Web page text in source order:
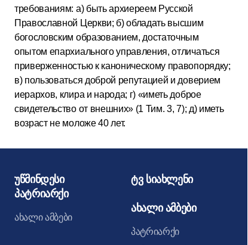
требованиям: а) быть архиереем Русской
Православной Церкви; б) обладать высшим
богословским образованием, достаточным
опытом епархиального управления, отличаться
приверженностью к каноническому правопорядку;
в) пользоваться доброй репутацией и доверием
иерархов, клира и народа; г) «иметь доброе
свидетельство от внешних» (1 Тим. 3, 7); д) иметь
возраст не моложе 40 лет.
უწმინდესი
პატრიარქი
ახალი ამბები
ტვ სიახლენი
ახალი ამბები
პატრიარქი